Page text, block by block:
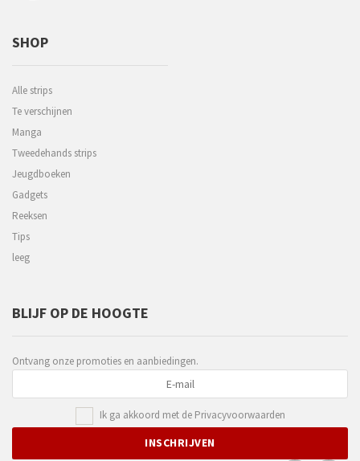
SHOP
Alle strips
Te verschijnen
Manga
Tweedehands strips
Jeugdboeken
Gadgets
Reeksen
Tips
leeg
BLIJF OP DE HOOGTE
Ontvang onze promoties en aanbiedingen.
Ik ga akkoord met de Privacyvoorwaarden